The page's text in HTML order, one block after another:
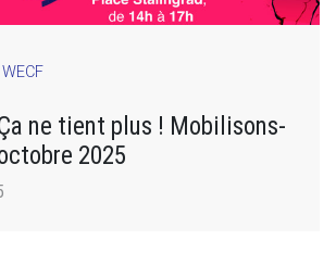
ne tient plus ! Mobilisons-
2025